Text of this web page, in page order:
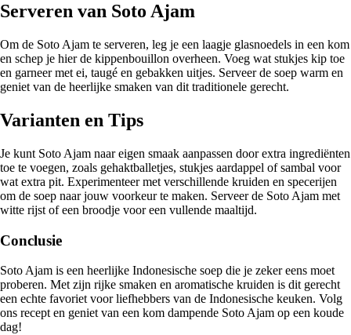
Serveren van Soto Ajam
Om de Soto Ajam te serveren, leg je een laagje glasnoedels in een kom
en schep je hier de kippenbouillon overheen. Voeg wat stukjes kip toe
en garneer met ei, taugé en gebakken uitjes. Serveer de soep warm en
geniet van de heerlijke smaken van dit traditionele gerecht.
Varianten en Tips
Je kunt Soto Ajam naar eigen smaak aanpassen door extra ingrediënten
toe te voegen, zoals gehaktballetjes, stukjes aardappel of sambal voor
wat extra pit. Experimenteer met verschillende kruiden en specerijen
om de soep naar jouw voorkeur te maken. Serveer de Soto Ajam met
witte rijst of een broodje voor een vullende maaltijd.
Conclusie
Soto Ajam is een heerlijke Indonesische soep die je zeker eens moet
proberen. Met zijn rijke smaken en aromatische kruiden is dit gerecht
een echte favoriet voor liefhebbers van de Indonesische keuken. Volg
ons recept en geniet van een kom dampende Soto Ajam op een koude
dag!